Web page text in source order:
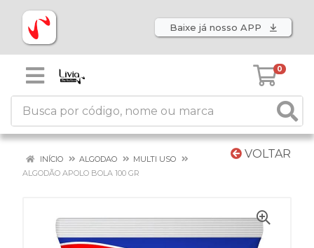
Baixe já nosso APP
0
VOLTAR
INÍCIO ALGODAO
MULTI USO
ALGODÃO APOLO BOLA 100 GR